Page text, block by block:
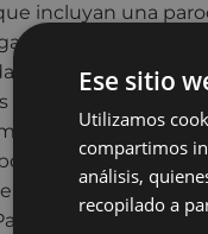
incluyan una
subvierte
del
Paulino
y recibir
construye como un
y de Carmela
Ese sitio
Utilizamos
compartimos
análisis,
recopilado a